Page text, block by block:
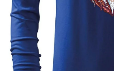
MÁM SRDCE POMÁHÁM
VÁNOCE
PROVIZNÍ SYSTÉM